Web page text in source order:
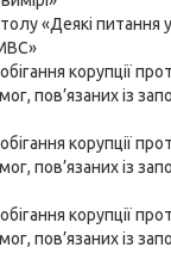
«Деякі питання
корупції
пов’язаних із
корупції
пов’язаних із
корупції
пов’язаних із